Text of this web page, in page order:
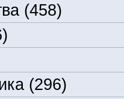
(458)
(296)